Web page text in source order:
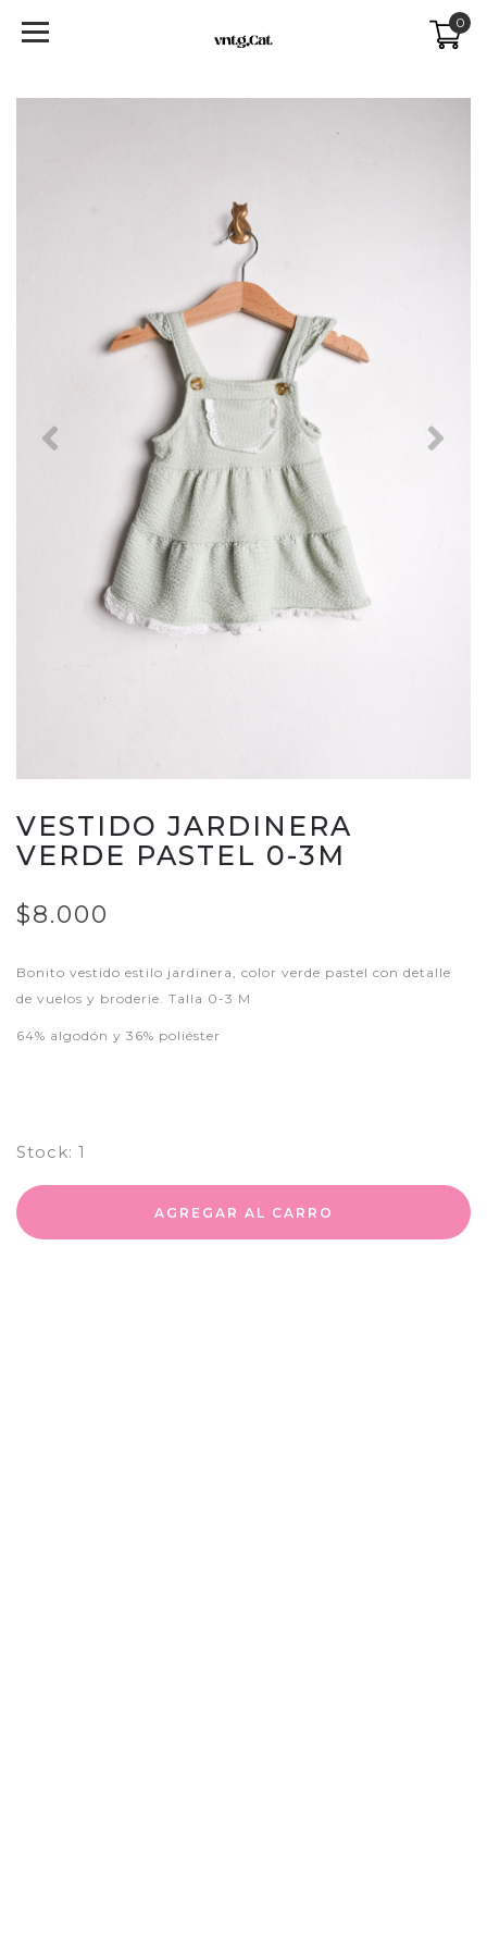
0
Previous Next
VESTIDO JARDINERA
VERDE PASTEL 0-3M
$8.000
Bonito vestido estilo jardinera, color verde pastel con detalle
de vuelos y broderie. Talla 0-3 M
64% algodón y 36% poliéster
Stock: 1
AGREGAR AL CARRO